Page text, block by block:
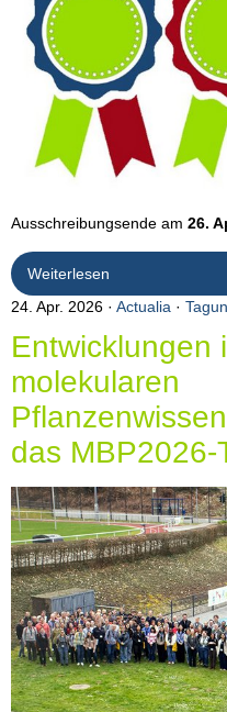
Ausschreibungsende am 26.
Weiterlesen
24. Apr. 2026
Actualia ·
Entwicklungen
molekularen
das